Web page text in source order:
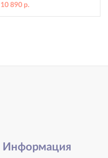
экраном ANYSMART N1
10 890 р.
Информация